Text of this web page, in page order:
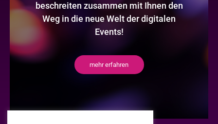
beschreiten zusammen mit Ihnen den
Weg in die neue Welt der digitalen
Events!
mehr erfahren